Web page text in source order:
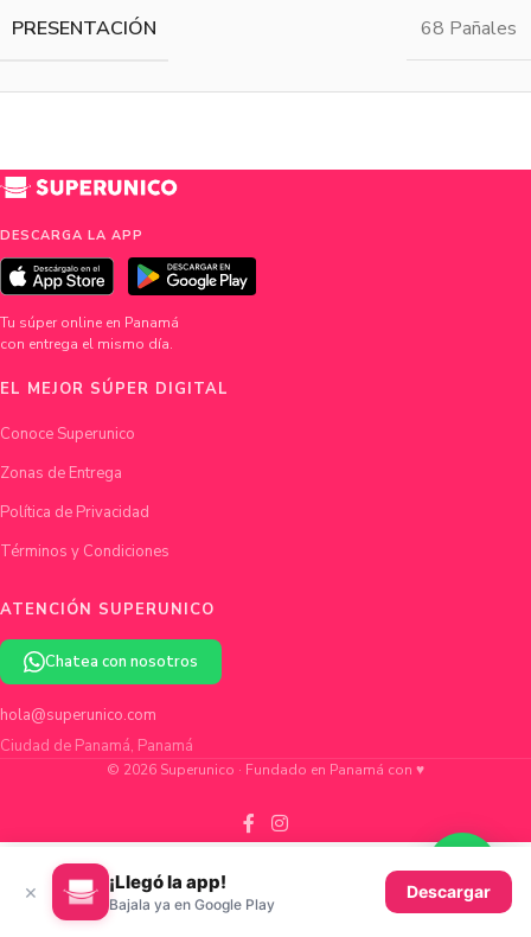
PRESENTACIÓN 68 Pañales
DESCARGA LA APP
Tu súper online en Panamá
con entrega el mismo día.
EL MEJOR SÚPER DIGITAL
Conoce Superunico
Zonas de Entrega
Política de Privacidad
Términos y Condiciones
ATENCIÓN SUPERUNICO
Chatea con nosotros
hola@superunico.com
Ciudad de Panamá, Panamá
© 2026 Superunico · Fundado en Panamá con ♥
× ¡Llegó la app!
Bajala ya en Google Play
Descargar